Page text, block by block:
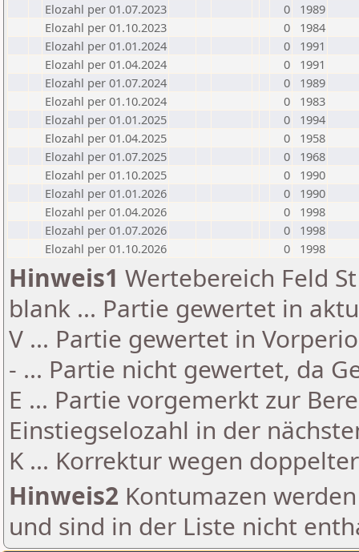
Elozahl per 01.07.2023
0
1989
Elozahl per 01.10.2023
0
1984
Elozahl per 01.01.2024
0
1991
Elozahl per 01.04.2024
0
1991
Elozahl per 01.07.2024
0
1989
Elozahl per 01.10.2024
0
1983
Elozahl per 01.01.2025
0
1994
Elozahl per 01.04.2025
0
1958
Elozahl per 01.07.2025
0
1968
Elozahl per 01.10.2025
0
1990
Elozahl per 01.01.2026
0
1990
Elozahl per 01.04.2026
0
1998
Elozahl per 01.07.2026
0
1998
Elozahl per 01.10.2026
0 1998
Hinweis1 Wertebereich Feld
blank ... Partie gewertet in
V ... Partie gewertet in
- ... Partie nicht gewertet, da
E ... Partie vorgemerkt zur
Einstiegselozahl in der
K ... Korrektur wegen
Hinweis2 Kontumazen
und sind in der Liste nicht